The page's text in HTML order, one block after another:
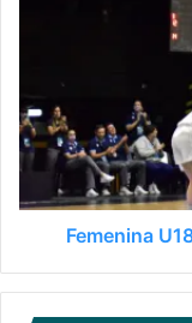
Femenina